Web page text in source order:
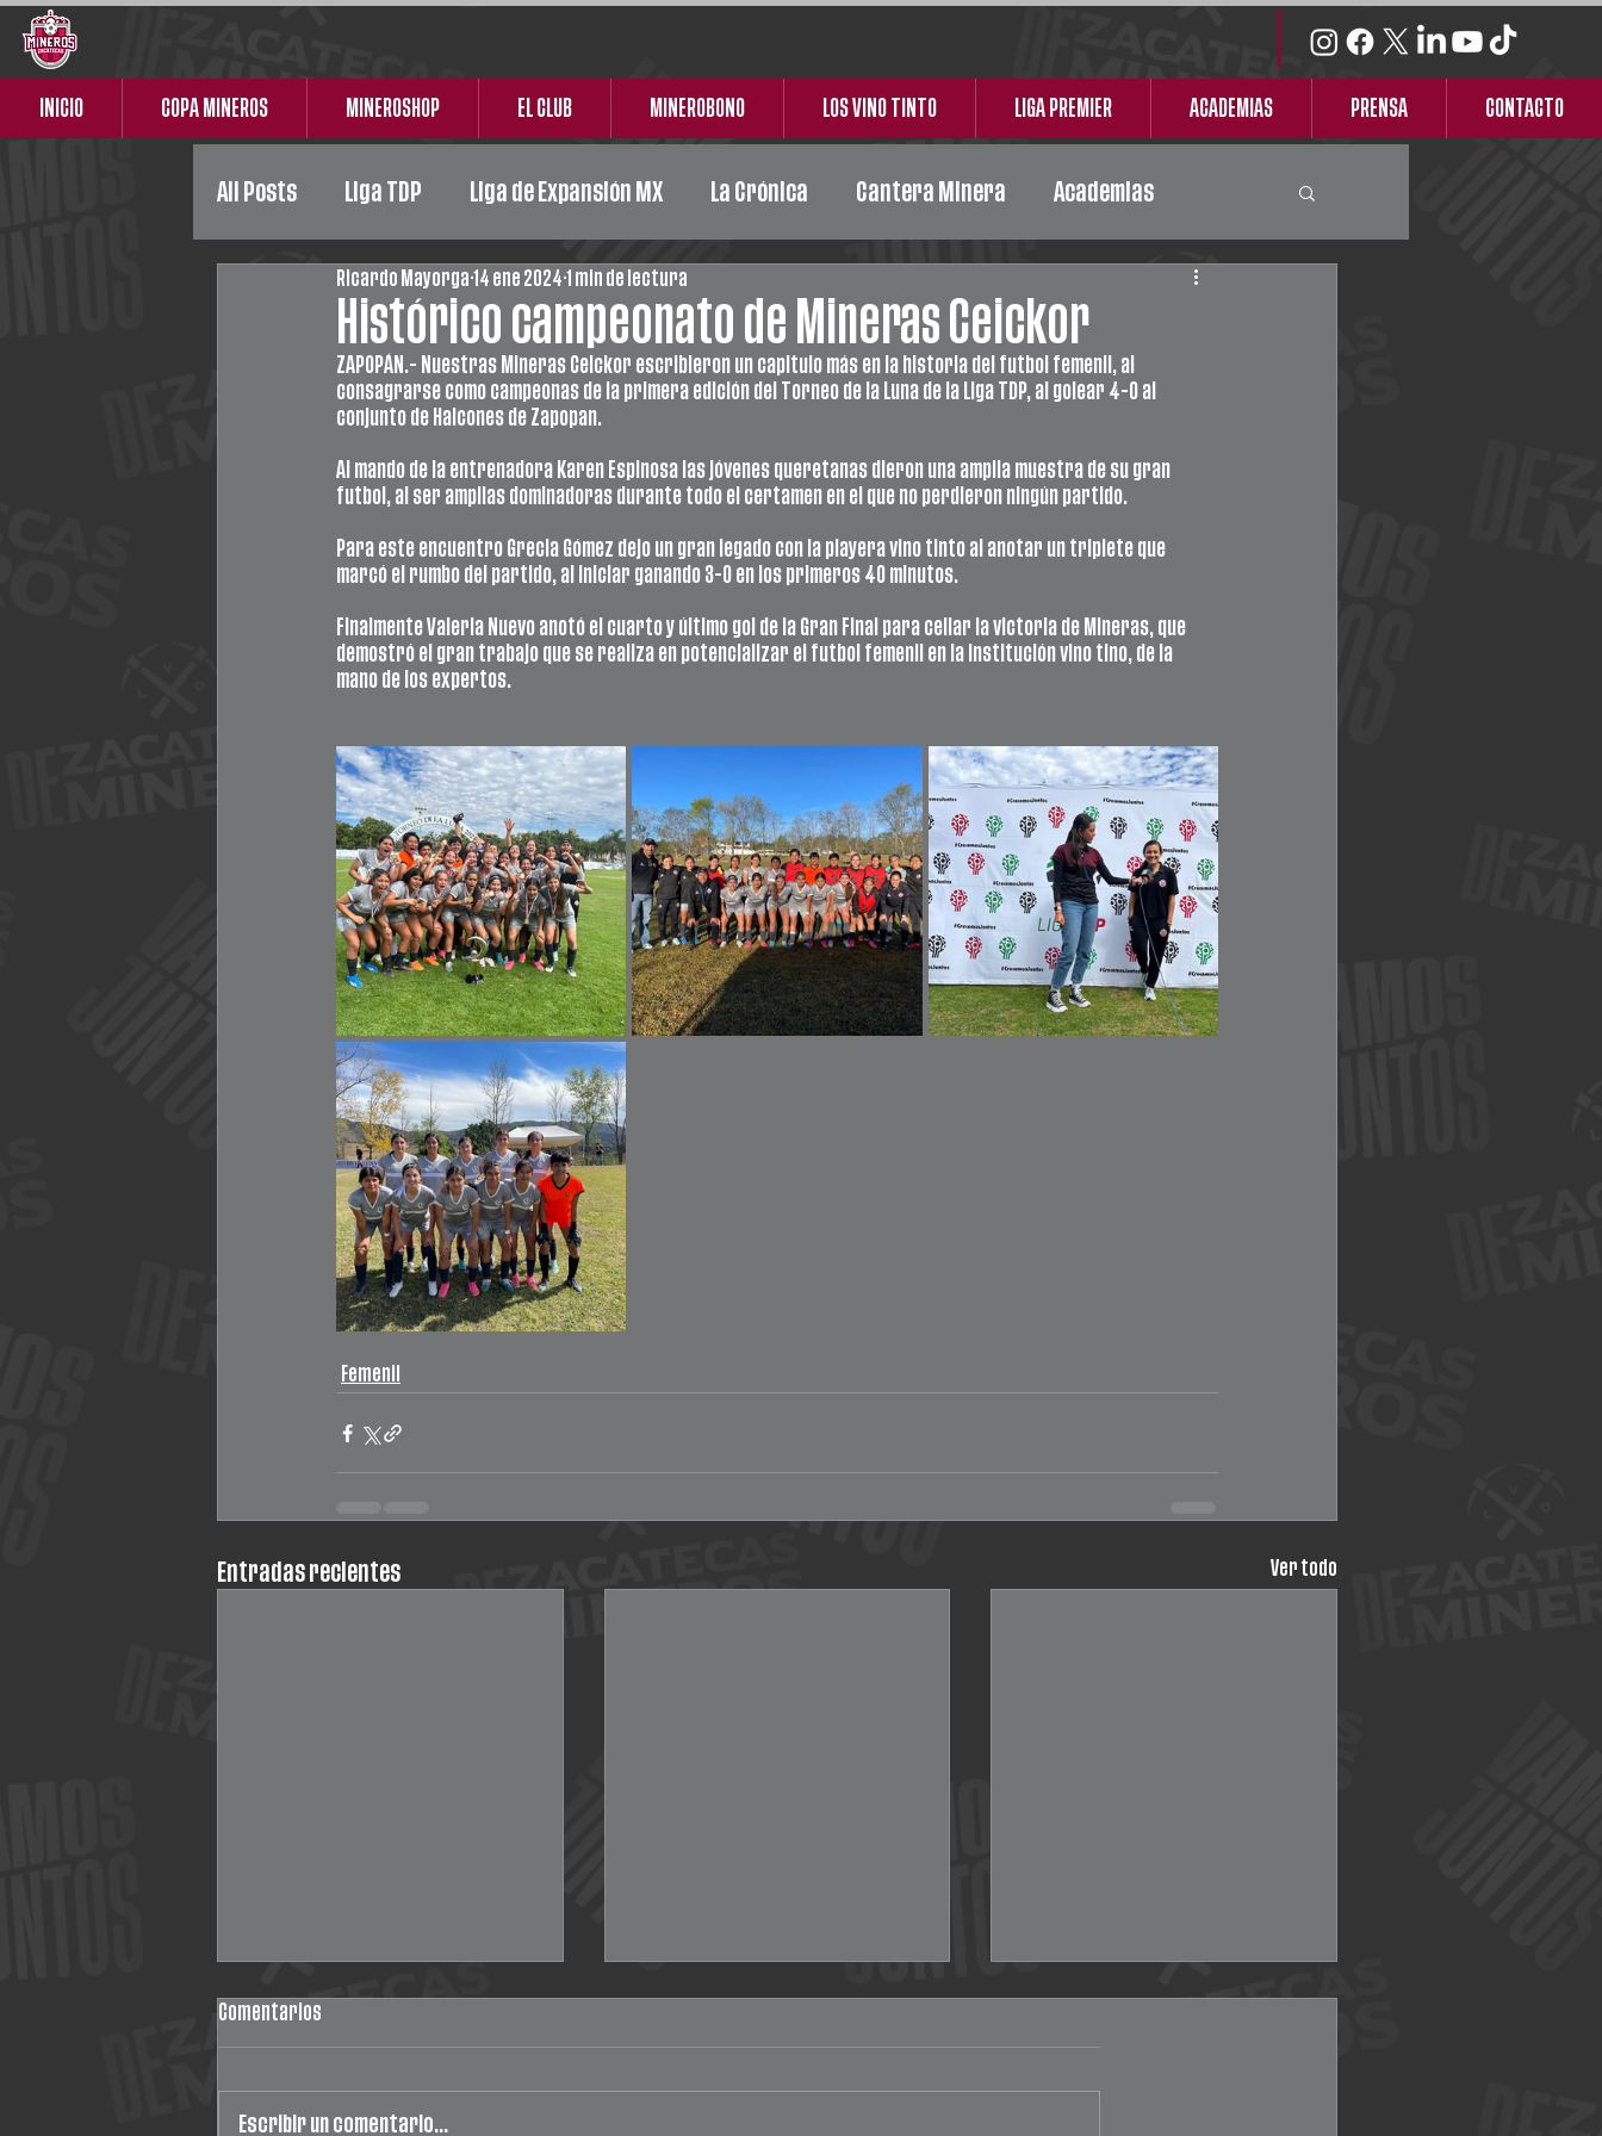
INICIO COPA MINEROS MINEROSHOP EL CLUB MINEROBONO LOS VINO TINTO LIGA PREMIER ACADEMIAS PRENSA CONTACTO
All Posts Liga TDP Liga de Expansión MX La Crónica Cantera Minera Academias
Liga Premier Femenil Acción Social
Histórico campeonato de Mineras Ceickor
Ricardo Mayorga 14 ene 2024 1 min de lectura
ZAPOPÁN.- Nuestras Mineras Ceickor escribieron un capitulo más en la historia del futbol femenil, al
consagrarse como campeonas de la primera edición del Torneo de la Luna de la Liga TDP, al golear 4-0 al
conjunto de Halcones de Zapopan.
Al mando de la entrenadora Karen Espinosa las jóvenes queretanas dieron una amplia muestra de su gran
futbol, al ser amplias dominadoras durante todo el certamen en el que no perdieron ningún partido.
Para este encuentro Grecia Gómez dejo un gran legado con la playera vino tinto al anotar un triplete que
marcó el rumbo del partido, al iniciar ganando 3-0 en los primeros 40 minutos.
Finalmente Valeria Nuevo anotó el cuarto y último gol de la Gran Final para cellar la victoria de Mineras, que
demostró el gran trabajo que se realiza en potencializar el futbol femenil en la institución vino tino, de la
mano de los expertos.
Femenil
Entradas recientes Ver todo
Comentarios
Escribir un comentario...